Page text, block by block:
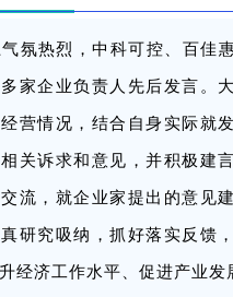
氛热烈，中科可控、百佳
家企业负责人先后发言。
营情况，结合自身实际就
关诉求和意见，并积极建
流，就企业家提出的意见
研究吸纳，抓好落实反馈
经济工作水平、促进产业发